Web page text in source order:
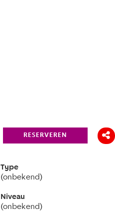
RESERVEREN
Type
(onbekend)
Niveau
(onbekend)